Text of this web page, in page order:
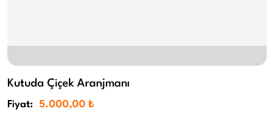
Kutuda Çiçek Aranjmanı
Fiyat: 5.000,00 ₺